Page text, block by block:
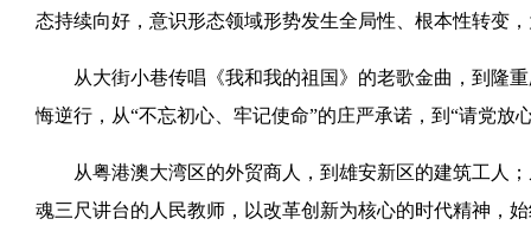
态持续向好，意识形态领域形势发生全局性、根本性转变
从大街小巷传唱《我和我的祖国》的老歌金曲，到隆重
悔逆行，从“不忘初心、牢记使命”的庄严承诺，到“请党
从粤港澳大湾区的外贸商人，到雄安新区的建筑工人；
魂三尺讲台的人民教师，以改革创新为核心的时代精神，